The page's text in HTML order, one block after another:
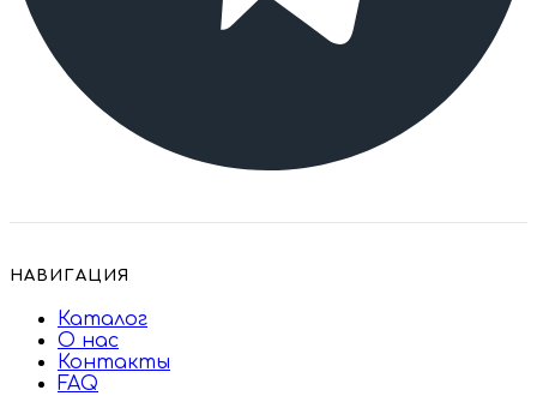
НАВИГАЦИЯ
Каталог
О нас
Контакты
FAQ